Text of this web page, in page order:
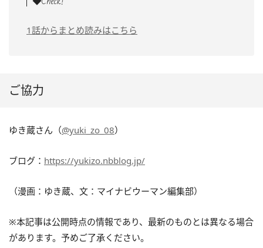
1話からまとめ読みはこちら
ご協力
ゆき蔵さん（@yuki_zo_08）
ブログ： https://yukizo.nbblog.jp/
（漫画：ゆき蔵、文：マイナビウーマン編集部）
※本記事は公開時点の情報であり、最新のものとは異なる場合
があります。予めご了承ください。